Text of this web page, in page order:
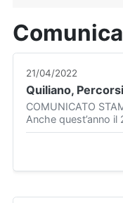
21/04/2022
Quiliano,
COMUNICATO
Anche quest’anno